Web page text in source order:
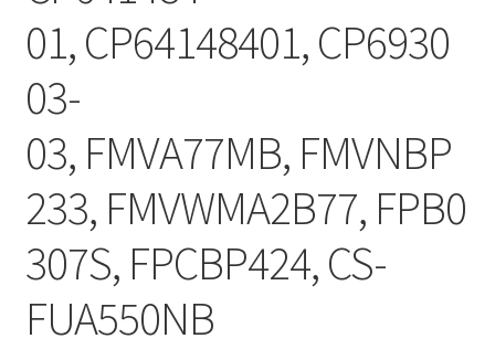
01, CP64148401, CP6930
03-
03, FMVA77MB, FMVNBP
233, FMVWMA2B77, FPB0
307S, FPCBP424, CS-
FUA550NB